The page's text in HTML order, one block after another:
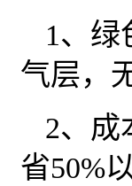
1、绿
气层，
2、成
省50%